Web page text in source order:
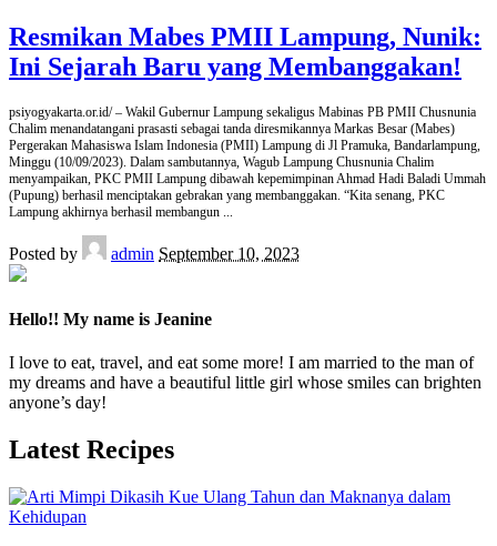
Resmikan Mabes PMII Lampung, Nunik:
Ini Sejarah Baru yang Membanggakan!
psiyogyakarta.or.id/ – Wakil Gubernur Lampung sekaligus Mabinas PB PMII Chusnunia
Chalim menandatangani prasasti sebagai tanda diresmikannya Markas Besar (Mabes)
Pergerakan Mahasiswa Islam Indonesia (PMII) Lampung di Jl Pramuka, Bandarlampung,
Minggu (10/09/2023). Dalam sambutannya, Wagub Lampung Chusnunia Chalim
menyampaikan, PKC PMII Lampung dibawah kepemimpinan Ahmad Hadi Baladi Ummah
(Pupung) berhasil menciptakan gebrakan yang membanggakan. “Kita senang, PKC
Lampung akhirnya berhasil membangun ...
Posted by admin September 10, 2023
Hello!! My name is Jeanine
I love to eat, travel, and eat some more! I am married to the man of
my dreams and have a beautiful little girl whose smiles can brighten
anyone’s day!
Latest Recipes